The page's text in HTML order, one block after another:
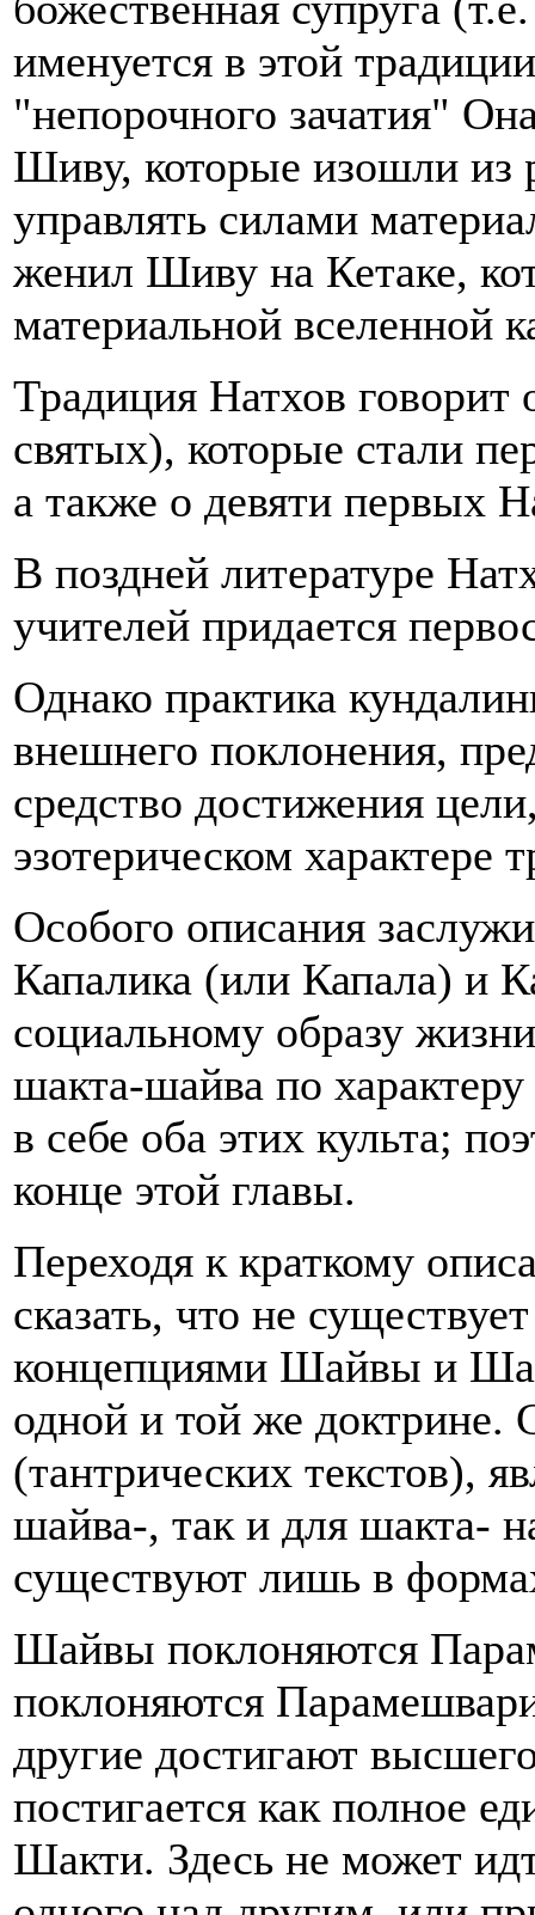
именуется в этой
"непорочного зачатия"
Шиву, которые изошли из
управлять силами
женил Шиву на Кетаке,
материальной вселенной
Традиция Натхов говорит
святых), которые стали
а также о девяти первых
В поздней литературе
учителей придается
Однако практика
внешнего поклонения,
средство достижения
эзотерическом характере
Особого описания
Капалика (или Капала) и
социальному образу
шакта-шайва по
в себе оба этих культа;
конце этой главы.
Переходя к краткому
сказать, что не
концепциями Шайвы и
одной и той же доктрине.
(тантрических текстов),
шайва-, так и для шакта-
существуют лишь в
Шайвы поклоняются
поклоняются
другие достигают
постигается как полное
Шакти. Здесь не может